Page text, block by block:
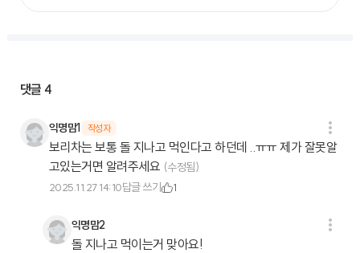
댓글 4
익명맘1 작성자
보리차는 보통 돌 지나고 먹인다고 하던데 ..ㅠㅠ 제가 잘못알
고있는거면 알려주세요 (수정됨)
2025.11.27 14:10답글 쓰기 1
익명맘2
돌 지나고 먹이는거 맞아요!